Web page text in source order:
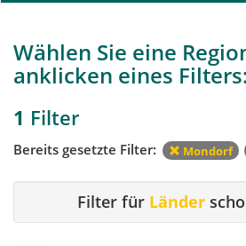
Wählen Sie eine
anklicken eines Filters:
1 Filter
Bereits gesetzte Filter: Mondorf
Filter für Länder